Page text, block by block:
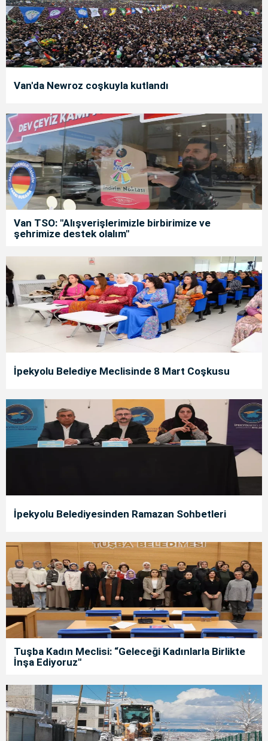
Van'da Newroz coşkuyla kutlandı
Van TSO: "Alışverişlerimizle birbirimize ve
şehrimize destek olalım"
İpekyolu Belediye Meclisinde 8 Mart Coşkusu
İpekyolu Belediyesinden Ramazan Sohbetleri
Tuşba Kadın Meclisi: “Geleceği Kadınlarla Birlikte
İnşa Ediyoruz"